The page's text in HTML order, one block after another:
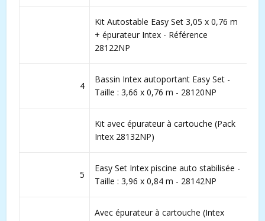
Kit Autostable Easy Set 3,05 x 0,76 m
+ épurateur Intex - Référence
28122NP
4
Bassin Intex autoportant Easy Set -
Taille : 3,66 x 0,76 m - 28120NP
Kit avec épurateur à cartouche (Pack
Intex 28132NP)
5
Easy Set Intex piscine auto stabilisée -
Taille : 3,96 x 0,84 m - 28142NP
Avec épurateur à cartouche (Intex